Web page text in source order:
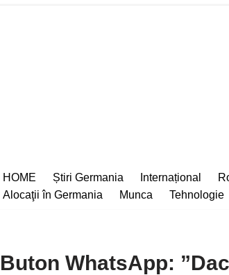
HOME Știri Germania Internațional
Alocaţii în Germania
Munca Tehnologie
Buton WhatsApp: